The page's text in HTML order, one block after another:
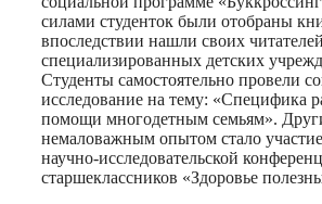
силами студенток были отобраны
впоследствии нашли своих
специализированных детских
Студенты самостоятельно провели
исследование на тему: «Специфика
помощи многодетным семьям».
немаловажным опытом стало участие
научно-исследовательской
старшеклассников «Здоровье